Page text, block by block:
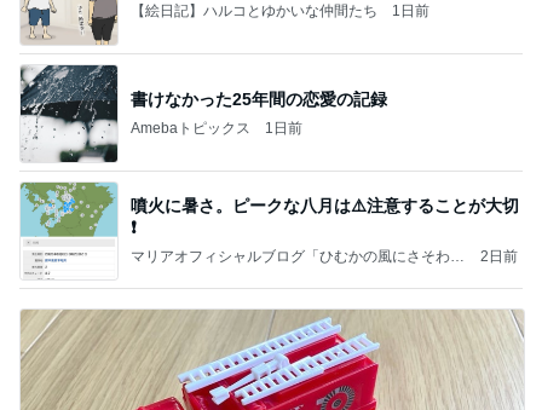
【絵日記】ハルコとゆかいな仲間たち 1日前
書けなかった25年間の恋愛の記録
Amebaトピックス 1日前
噴火に暑さ。ピークな八月は⚠️注意することが大切
❗️
マリアオフィシャルブログ「ひむかの風にさそわれ
2日前